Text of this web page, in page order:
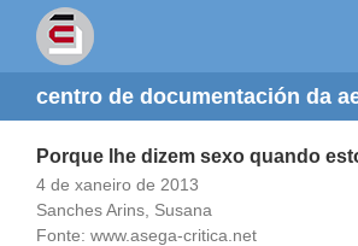
centro de documentación da
Porque lhe dizem sexo quando
4 de xaneiro de 2013
Sanches Arins, Susana
Fonte: www.asega-critica.net